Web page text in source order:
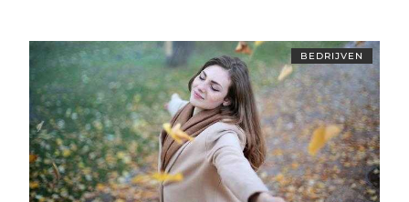
BEDRIJVEN